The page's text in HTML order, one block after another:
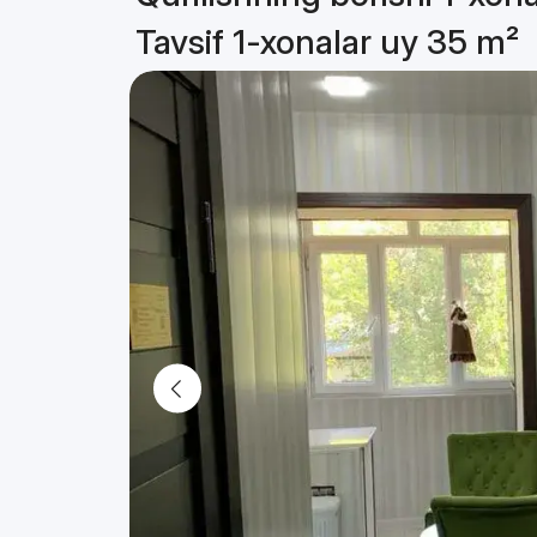
Tavsif 1-xonalar uy 35 m²